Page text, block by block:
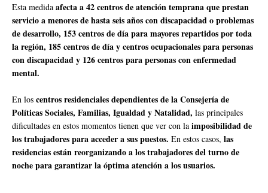
Esta medida afecta a 42 centros de atención temprana que prestan
servicio a menores de hasta seis años con discapacidad o problemas
de desarrollo, 153 centros de día para mayores repartidos por toda
la región, 185 centros de día y centros ocupacionales para personas
con discapacidad y 126 centros para personas con enfermedad
mental.
En los centros residenciales dependientes de la Consejería de
Políticas Sociales, Familias, Igualdad y Natalidad, las principales
dificultades en estos momentos tienen que ver con la imposibilidad de
los trabajadores para acceder a sus puestos. En estos casos, las
residencias están reorganizando a los trabajadores del turno de
noche para garantizar la óptima atención a los usuarios.